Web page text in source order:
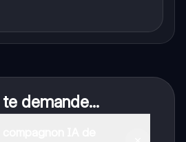
demande...